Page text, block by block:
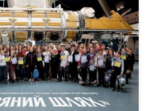
Дніпро у Національному центрі
молоді ім. О.М. Макарова підведені
конференції-конкурсу науково-
школярів «Зоряний шлях». Щорічно
аерокосмічної освіти молоді організовує
конференції, конкурси, відкриті
мастер класси. Одна з таких конференцій –